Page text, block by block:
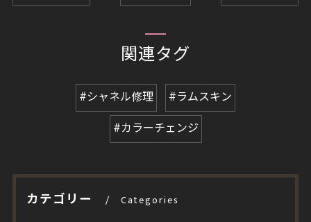
関連タグ
#シャネル修理
#ラムスキン
#カラーチェンジ
カテゴリー Categories